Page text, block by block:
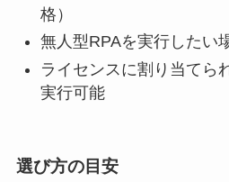
格）
無人型RPAを実行したい
ライセンスに割り当てら
実行可能
選び方の目安